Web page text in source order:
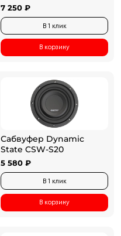
7 250 ₽
В 1 клик
В корзину
Сабвуфер Dynamic
State CSW-S20
5 580 ₽
В 1 клик
В корзину